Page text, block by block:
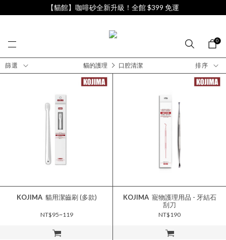
【貓館】咖啡砂全新升級！全館 $399 免運
0
篩選 排序
貓的護理 口腔清潔
立即購買
KOJIMA 貓用潔齒刷 (多款)
NT$95~119
立即購買
KOJIMA寵物護理用品 - 牙結石
刮刀
NT$190